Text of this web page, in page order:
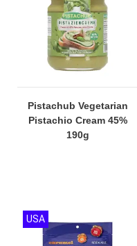
Pistachub Vegetarian
Pistachio Cream 45%
190g
USA